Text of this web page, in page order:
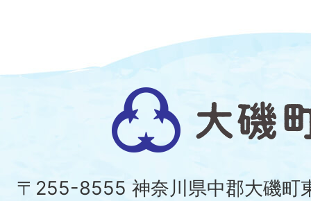
大
磯
町
〒255-8555 神奈川県中郡大磯